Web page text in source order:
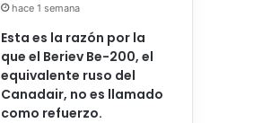
hace 1 semana
Esta es la razón por la
que el Beriev Be-200, el
equivalente ruso del
Canadair, no es llamado
como refuerzo.